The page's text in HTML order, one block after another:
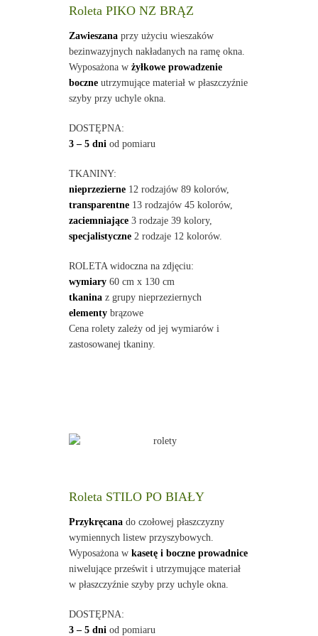
Roleta PIKO NZ BRĄZ
Zawieszanaprzy użyciu wieszaków
bezinwazyjnych nakładanych na ramę okna.
Wyposażona w żyłkowe prowadzenie
boczneutrzymujące materiał w płaszczyźnie
szyby przy uchyle okna.
DOSTĘPNA:
3 – 5 dni od pomiaru
TKANINY:
nieprzezierne12 rodzajów 89 kolorów,
transparentne13 rodzajów 45 kolorów,
zaciemniające3 rodzaje 39 kolory,
specjalistyczne2 rodzaje 12 kolorów.
ROLETA widoczna na zdjęciu:
wymiary60 cm x 130 cm
tkaninaz grupy nieprzeziernych
elementybrązowe
Cena rolety zależy od jej wymiarów i
zastosowanej tkaniny.
Roleta STILO PO BIAŁY
Przykręcanado czołowej płaszczyzny
wymiennych listew przyszybowych.
Wyposażona w kasetę i boczne prowadnice
niwelujące prześwit i utrzymujące materiał
w płaszczyźnie szyby przy uchyle okna.
DOSTĘPNA:
3 – 5 dni od pomiaru